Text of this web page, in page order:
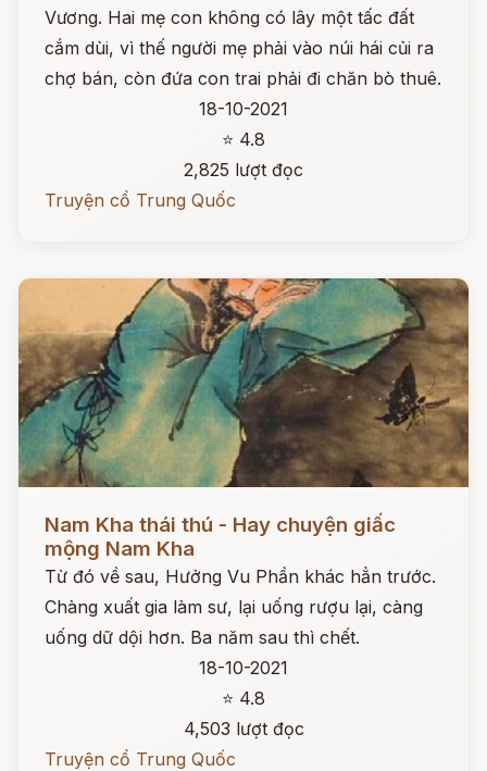
Vương. Hai mẹ con không có lây một tấc đất
cắm dùi, vì thế người mẹ phải vào núi hái củi ra
chợ bán, còn đứa con trai phải đi chăn bò thuê.
18-10-2021
⭐ 4.8
2,825 lượt đọc
Truyện cổ Trung Quốc
Nam Kha thái thú - Hay chuyện giấc
mộng Nam Kha
Từ đó về sau, Hưởng Vu Phần khác hẳn trước.
Chàng xuất gia làm sư, lại uống rượu lại, càng
uống dữ dội hơn. Ba năm sau thì chết.
18-10-2021
⭐ 4.8
4,503 lượt đọc
Truyện cổ Trung Quốc